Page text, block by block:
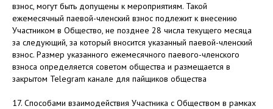
взнос, могут быть допущены к мероприятиям. Такой
ежемесячный паевой-членский взнос подлежит к внесению
Участником в Общество, не позднее 28 числа текущего месяца
за следующий, за который вносится указанный паевой-членский
взнос. Размер указанного ежемесячного паевого-членского
взноса определяется советом общества и размещается в
закрытом Telegram канале для пайщиков общества
17. Способами взаимодействия Участника с Обществом в рамках